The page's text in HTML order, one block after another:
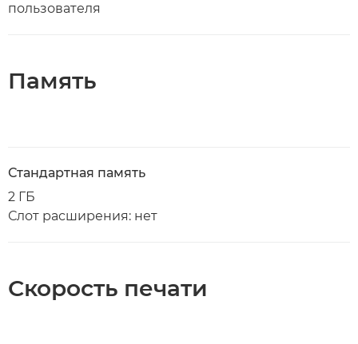
пользователя
Память
Стандартная память
2 ГБ
Слот расширения: нет
Скорость печати